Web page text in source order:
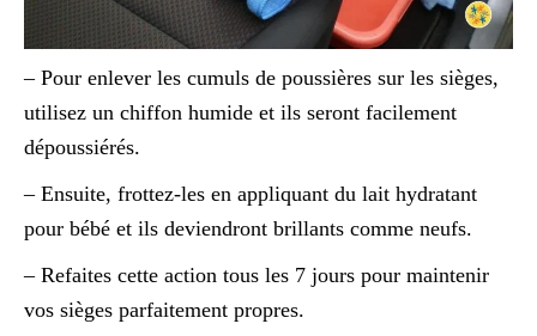
– Pour enlever les cumuls de poussières sur les sièges,
utilisez un chiffon humide et ils seront facilement
dépoussiérés.
– Ensuite, frottez-les en appliquant du lait hydratant
pour bébé et ils deviendront brillants comme neufs.
– Refaites cette action tous les 7 jours pour maintenir
vos sièges parfaitement propres.